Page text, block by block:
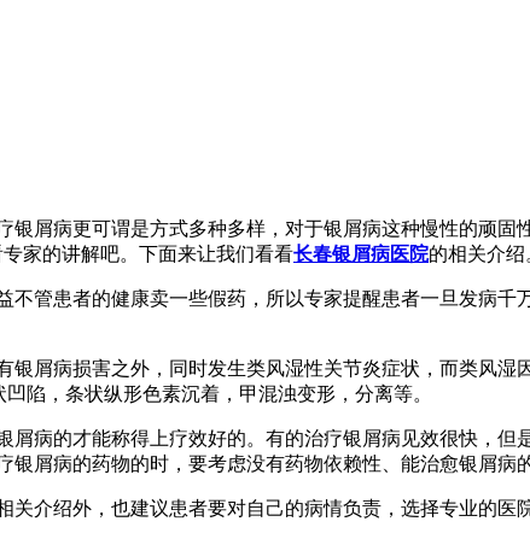
银屑病更可谓是方式多种多样，对于银屑病这种慢性的顽
家的讲解吧。下面来让我们看看长春银屑病医院的相关介绍
管患者的健康卖一些假药，所以专家提醒患者一旦发病
银屑病损害之外，同时发生类风湿性关节炎症状，而类风
陷，条状纵形色素沉着，甲混浊变形，分离等。
病的才能称得上疗效好的。有的治疗银屑病见效很快，
屑病的药物的时，要考虑没有药物依赖性、能治愈银屑病
关介绍外，也建议患者要对自己的病情负责，选择专业的